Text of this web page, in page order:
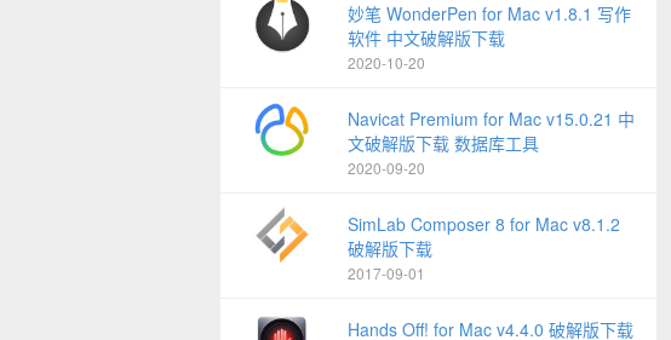
妙笔 WonderPen for Mac v1.8.1 写作
软件 中文破解版下载
2020-10-20
Navicat Premium for Mac v15.0.21 中
文破解版下载 数据库工具
2020-09-20
SimLab Composer 8 for Mac v8.1.2
破解版下载
2017-09-01
Hands Off! for Mac v4.4.0 破解版下载